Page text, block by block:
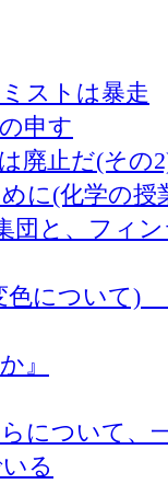
ストは暴走
申す
廃止だ(その
に(化学の授
団と、フィ
色について)
』
について、
る